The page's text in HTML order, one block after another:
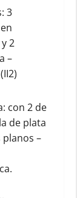
3
2
–
con 2 de
de plata
planos –